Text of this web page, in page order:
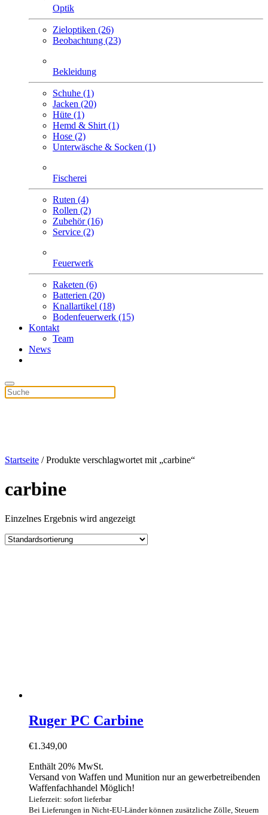
Optik
Zieloptiken (26)
Beobachtung (23)
Bekleidung
Schuhe (1)
Jacken (20)
Hüte (1)
Hemd & Shirt (1)
Hose (2)
Unterwäsche & Socken (1)
Fischerei
Ruten (4)
Rollen (2)
Zubehör (16)
Service (2)
Feuerwerk
Raketen (6)
Batterien (20)
Knallartikel (18)
Bodenfeuerwerk (15)
Kontakt
Team
News
Startseite / Produkte verschlagwortet mit „carbine“
carbine
Einzelnes Ergebnis wird angezeigt
Ruger PC Carbine
€1.349,00
Enthält 20% MwSt.
Versand von Waffen und Munition nur an gewerbetreibenden
Waffenfachhandel Möglich!
Lieferzeit: sofort lieferbar
Bei Lieferungen in Nicht-EU-Länder können zusätzliche Zölle, Steuern